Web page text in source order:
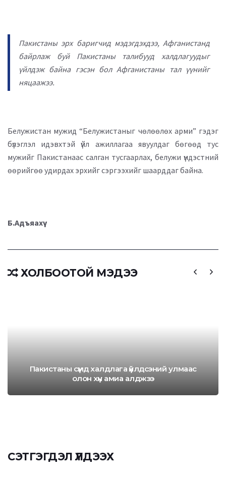
Пакистаны эрх баригчид мэдэгдэхдээ, Афганистанд
байрлаж буй Пакистаны талибууд халдлагуудыг
үйлдэж байна гэсэн бол Афганистаны тал үүнийг
няцаажээ.
Белужистан мужид “Белужистаныг чөлөөлөх арми” гэдэг
бүлэглэл идэвхтэй үйл ажиллагаа явуулдаг бөгөөд тус
мужийг Пакистанаас салган тусгаарлах, белужи үндэстний
өөрийгөө удирдах эрхийг сэргээхийг шаарддаг байна.
Б.Адъяахүү
ХОЛБООТОЙ МЭДЭЭ
Пакистаны сүмд халдлага үйлдсэний улмаас
олон хүн амиа алджээ
СЭТГЭГДЭЛ ҮЛДЭЭХ